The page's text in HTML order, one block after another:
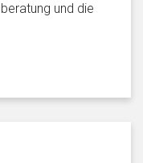
und die